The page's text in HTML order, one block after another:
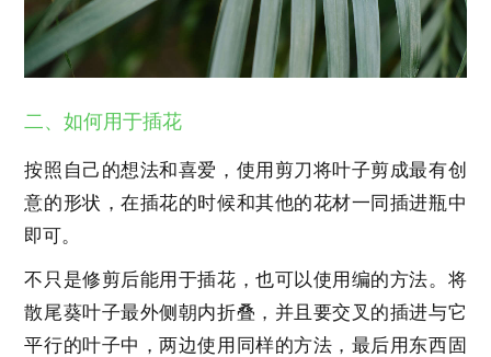
二、如何用于插花
按照自己的想法和喜爱，使用剪刀将叶子剪成最有创
意的形状，在插花的时候和其他的花材一同插进瓶中
即可。
不只是修剪后能用于插花，也可以使用编的方法。将
散尾葵叶子最外侧朝内折叠，并且要交叉的插进与它
平行的叶子中，两边使用同样的方法，最后用东西固